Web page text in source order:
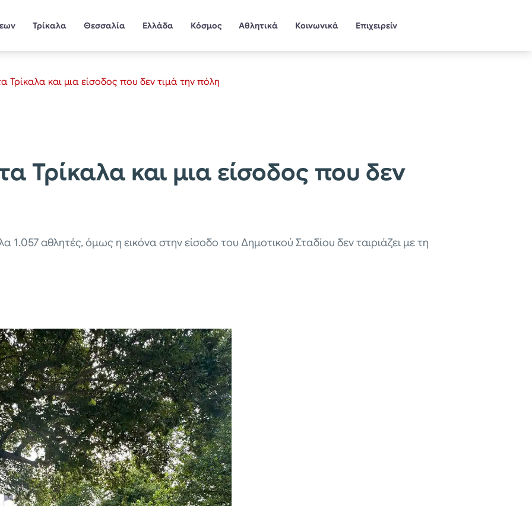
Τρίκαλα Θεσσαλία Ελλάδα Κόσμος Αθλητικά Κοινωνικά Επιχειρείν
Τρίκαλα και μια είσοδος που δεν τιμά την πόλη
Τρίκαλα και μια είσοδος που δεν
1.057 αθλητές, όμως η εικόνα στην είσοδο του Δημοτικού Σταδίου δεν ταιριάζει με τη